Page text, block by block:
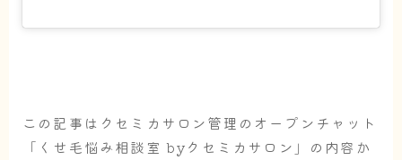
この記事はクセミカサロン管理のオープンチャット
「くせ毛悩み相談室 byクセミカサロン」の内容か